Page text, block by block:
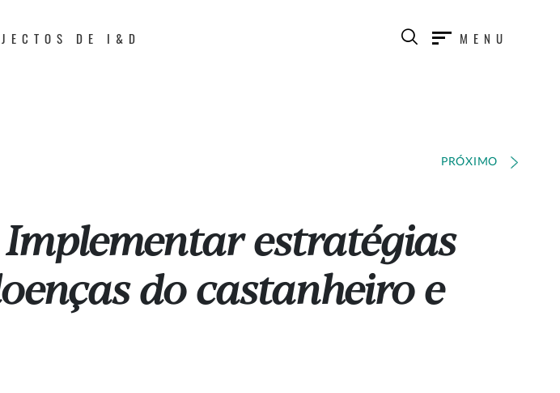
DE I&D MENU
PRÓXIMO
Implementar estratégias
do castanheiro e